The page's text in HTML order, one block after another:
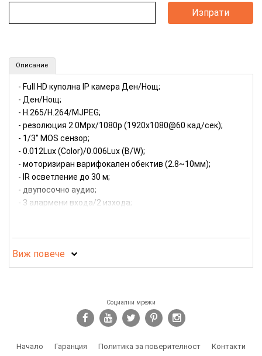
Описание
- Full HD куполна IP камера Ден/Нощ;
- Ден/Нощ;
- H.265/H.264/MJPEG;
- резолюция 2.0Mpx/1080p (1920x1080@60 кад/сек);
- 1/3'' MOS сензор;
- 0.012Lux (Color)/0.006Lux (B/W);
- моторизиран варифокален обектив (2.8~10мм);
- IR осветление до 30 м;
- двупосочно аудио;
- 3 алармени входа/2 изхода;
- широк динамичен обхват (Super Dynamic 144dB WDR);
- Adaptive Black Stretch (ABS);
- Video motion detection;
- слот за SDXC карта (до 128GB);
- вандалоустойчива (IK10);
Виж повече
Социални мрежи
Начало Гаранция Политика за поверителност Контакти